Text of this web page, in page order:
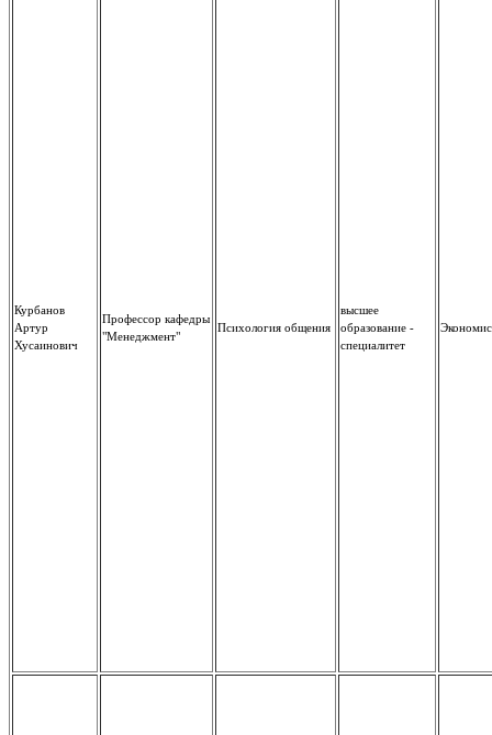
Курбанов
Артур
Хусаинович
Профессор кафедры
"Менеджмент"
Психология общения
высшее
образование -
специалитет